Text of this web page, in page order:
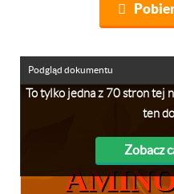
To tylko jedna z 70 stron tej
ten
Zobacz
Podgląd dokumentu